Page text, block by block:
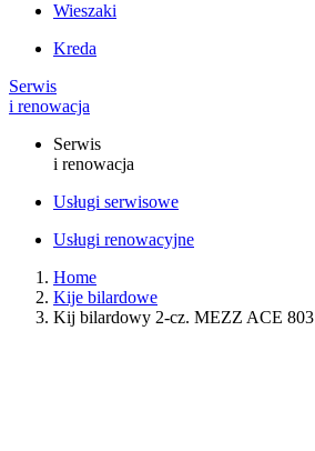
Wieszaki
Kreda
Serwis
i renowacja
Serwis
i renowacja
Usługi serwisowe
Usługi renowacyjne
Home
Kije bilardowe
Kij bilardowy 2-cz. MEZZ ACE 803